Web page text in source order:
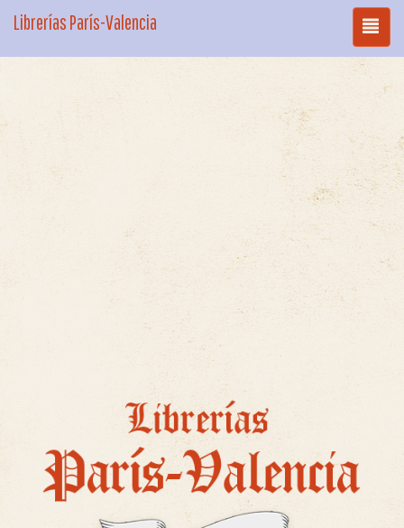
Librerías París-Valencia